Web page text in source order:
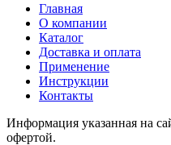
Главная
О компании
Каталог
Доставка и оплата
Применение
Инструкции
Контакты
Информация указанная на
офертой.